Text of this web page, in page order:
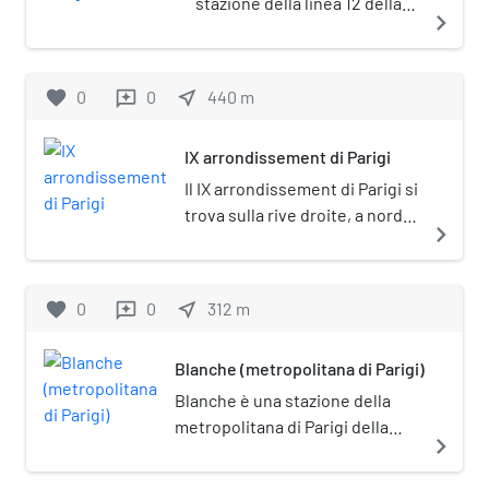
al 1902, quando la costruzione fu
chiesa ogni quarta domenica del
navigate_next
favorite 0 reviews 0 near_me 440 m
IX arrondissement di Parigi
Il IX arrondissement di Parigi si
trova sulla rive droite, a nord
navigate_next
favorite 0 reviews 0 near_me 312 m
Blanche (metropolitana di Parigi)
Blanche è una stazione della
metropolitana di Parigi della
nome da Place Blanche, che
navigate_next